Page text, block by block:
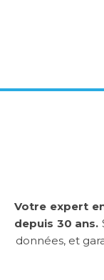
Votre expert
depuis 30 ans.
données, et